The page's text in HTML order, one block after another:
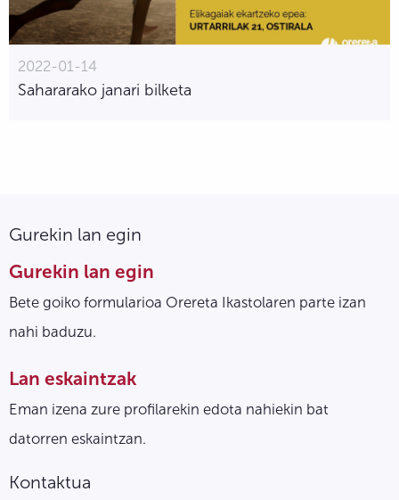
2022-01-14
Sahararako janari bilketa
Gurekin lan egin
Gurekin lan egin
Bete goiko formularioa Orereta Ikastolaren parte izan
nahi baduzu.
Lan eskaintzak
Eman izena zure profilarekin edota nahiekin bat
datorren eskaintzan.
Kontaktua